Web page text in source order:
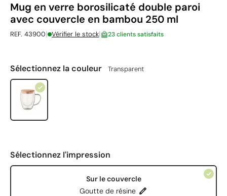
Mug en verre borosilicaté double paroi
avec couvercle en bambou 250 ml
REF. 43900| Vérifier le stock| 23 clients satisfaits
Sélectionnez la couleur Transparent
Sélectionnez l'impression
Sur le couvercle
Goutte de résine